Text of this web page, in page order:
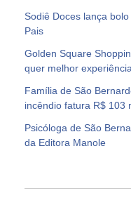
Sodiê Doces lança
Pais
Golden Square
quer melhor
Família de São
incêndio fatura R$ 103
Psicóloga de São
da Editora Manole